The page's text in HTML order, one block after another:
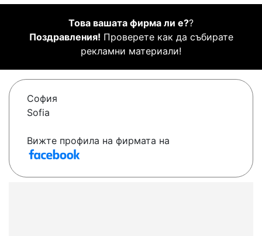
Това вашата фирма ли е??
Поздравления! Проверете как да събирате
рекламни материали!
София
Sofia
Вижте профила на фирмата на